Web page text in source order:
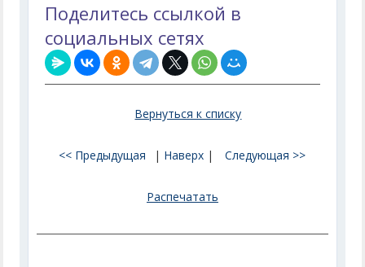
Поделитесь ссылкой в
социальных сетях
Вернуться к списку
<< Предыдущая | Наверх | Следующая >>
Распечатать